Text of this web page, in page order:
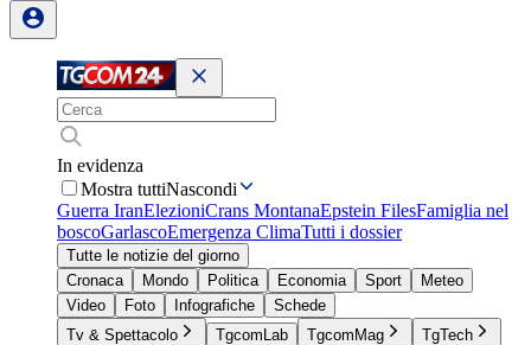
In evidenza
Mostra tuttiNascondi
Guerra IranElezioniCrans MontanaEpstein FilesFamiglia nel
boscoGarlascoEmergenza ClimaTutti i dossier
Tutte le notizie del giorno
Cronaca
Mondo Politica Economia Sport
Meteo
Video
Foto Infografiche
Schede
Tv & Spettacolo
TgcomLab TgcomMag
TgTech